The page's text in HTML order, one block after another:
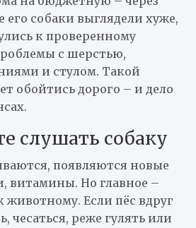
его собаки выглядели хуже,
к проверенному
с шерстью,
и стулом. Такой
обойтись дорого – и дело
слушать собаку
появляются новые
витамины. Но главное –
животному. Если пёс вдруг
чесаться, реже гулять или